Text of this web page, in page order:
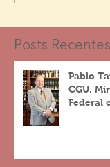
Posts Recentes
Pablo
CGU.
Federal